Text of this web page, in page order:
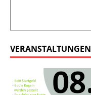
VERANSTALTUNGEN